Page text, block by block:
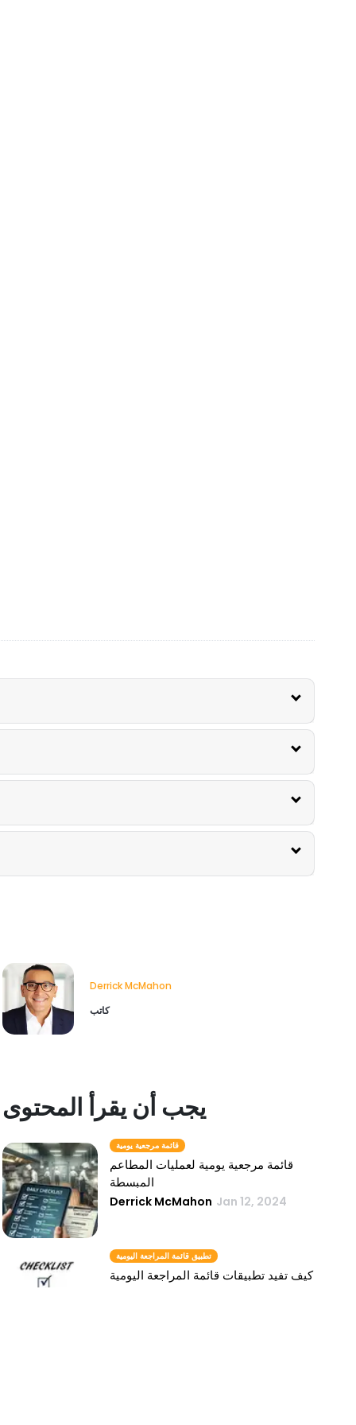
Derrick McMahon
كاتب
يجب أن يقرأ المحتوى
قائمة مرجعية يومية
قائمة مرجعية يومية لعمليات المطاعم
المبسطة
Derrick McMahon Jan 12, 2024
تطبيق قائمة المراجعة اليومية
كيف تفيد تطبيقات قائمة المراجعة اليومية